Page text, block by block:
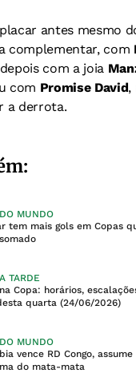
antes mesmo
complementar, com
com a joia
com Promise David,
a derrota.
MUNDO
tem mais gols em Copas
TARDE
Copa: horários,
quarta (24/06/2026)
MUNDO
vence RD Congo,
do mata-mata